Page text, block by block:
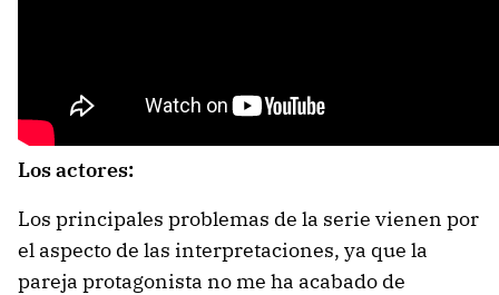
Los actores:
Los principales problemas de la serie vienen por
el aspecto de las interpretaciones, ya que la
pareja protagonista no me ha acabado de